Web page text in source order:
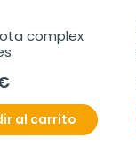
complex
al carrito